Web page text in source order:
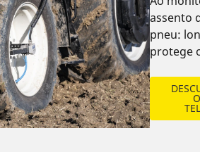
assento
pneu:
protege